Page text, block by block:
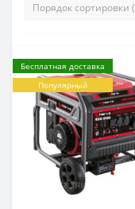
Бесплатная доставка
Популярный